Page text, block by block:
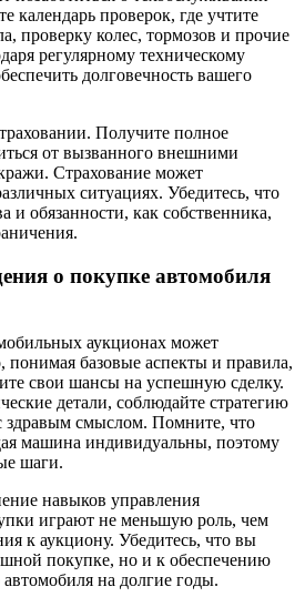
календарь проверок, где учтите
проверку колес, тормозов и прочие
регулярному техническому
долговечность вашего
Получите полное
от вызванного внешними
Страхование может
ситуациях. Убедитесь, что
и обязанности, как собственника,
о покупке автомобиля
аукционах может
понимая базовые аспекты и правила,
свои шансы на успешную сделку.
детали, соблюдайте стратегию
здравым смыслом. Помните, что
машина индивидуальны, поэтому
шаги.
навыков управления
играют не меньшую роль, чем
к аукциону. Убедитесь, что вы
покупке, но и к обеспечению
на долгие годы.